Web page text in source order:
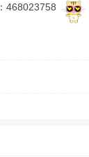
468023758